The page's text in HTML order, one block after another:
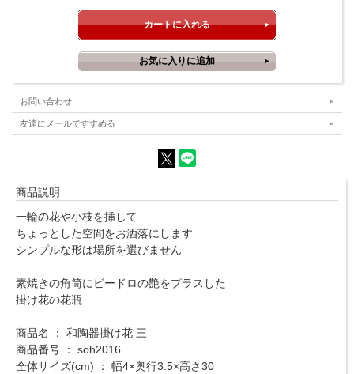
お問い合わせ
友達にメールですすめる
商品説明
一輪の花や小枝を挿して
ちょっとした空間をお洒落にします
シンプルな形は場所を選びません
素焼きの角筒にビードロの艶をプラスした
掛け花の花瓶
商品名 ： 和陶器掛け花 三
商品番号 ： soh2016
全体サイズ(cm) ： 幅4×奥行3.5×高さ30